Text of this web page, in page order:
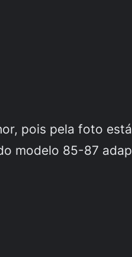
pois pela foto
modelo 85-87